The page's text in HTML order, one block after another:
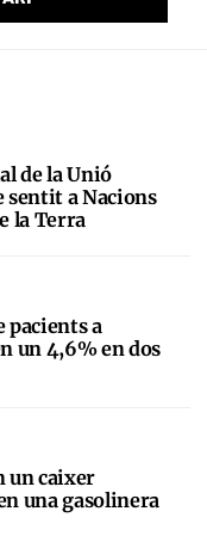
de la Unió
sentit a Nacions
la Terra
pacients a
un 4,6% en dos
un caixer
una gasolinera